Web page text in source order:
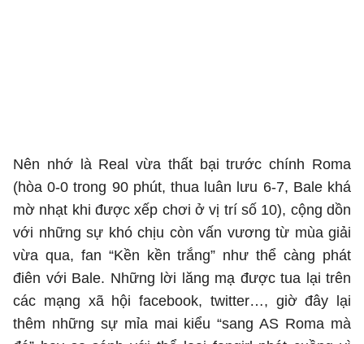
Nên nhớ là Real vừa thất bại trước chính Roma
(hòa 0-0 trong 90 phút, thua luân lưu 6-7, Bale khá
mờ nhạt khi được xếp chơi ở vị trí số 10), cộng dồn
với những sự khó chịu còn vấn vương từ mùa giải
vừa qua, fan “Kền kền trắng” như thể càng phát
điên với Bale. Những lời lăng mạ được tua lại trên
các mạng xã hội facebook, twitter…, giờ đây lại
thêm những sự mỉa mai kiểu “sang AS Roma mà